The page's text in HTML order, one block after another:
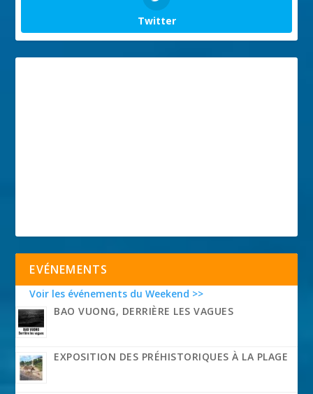
Twitter
EVÉNEMENTS
Voir les événements du Weekend >>
BAO VUONG, DERRIÈRE LES VAGUES
EXPOSITION DES PRÉHISTORIQUES À LA PLAGE